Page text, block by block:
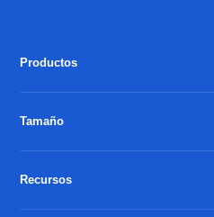
Productos
Tamaño
Recursos